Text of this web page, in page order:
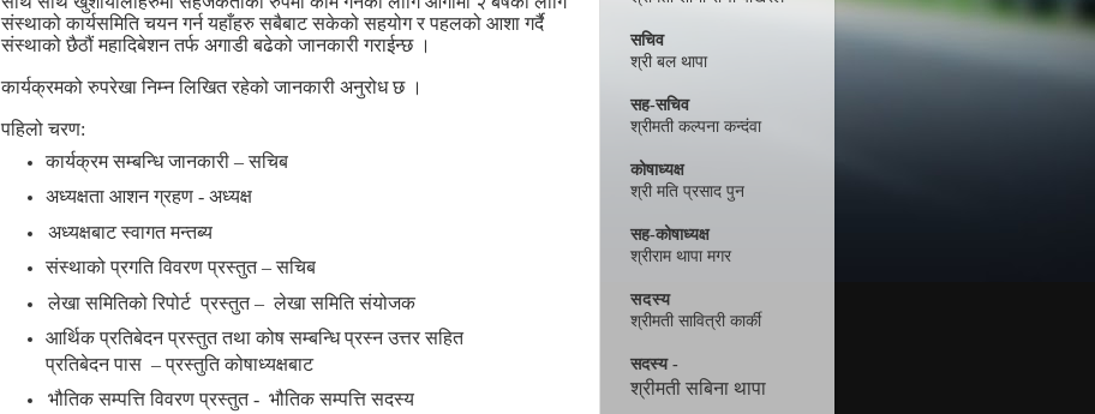
संस्थाको कार्यसमिति चयन गर्न यहाँहरु सबैबाट सकेको सहयोग र पहलको आशा गर्दै
संस्थाको छैठौं महादिबेशन तर्फ अगाडी बढेको जानकारी गराईन्छ ।
कार्यक्रमको रुपरेखा निम्न लिखित रहेको जानकारी अनुरोध छ ।
पहिलो चरण:
कार्यक्रम सम्बन्धि जानकारी – सचिब
अध्यक्षता आशन ग्रहण - अध्यक्ष
अध्यक्षबाट स्वागत मन्तब्य
संस्थाको प्रगति विवरण प्रस्तुत – सचिब
लेखा समितिको रिपोर्ट प्रस्तुत – लेखा समिति संयोजक
आर्थिक प्रतिबेदन प्रस्तुत तथा कोष सम्बन्धि प्रस्न उत्तर सहित
प्रतिबेदन पास –प्रस्तुति कोषाध्यक्षबाट
भौतिक सम्पत्ति विवरण प्रस्तुत - भौतिक सम्पत्ति सदस्य
सचिव
श्री बल थापा
सह-सचिव
श्रीमती कल्पना कन्दंवा
कोषाध्यक्ष
श्री मति प्रसाद पुन
सह-कोषाध्यक्ष
श्रीराम थापा मगर
सदस्य
श्रीमती सावित्री कार्की
सदस्य -
श्रीमती सबिना थापा